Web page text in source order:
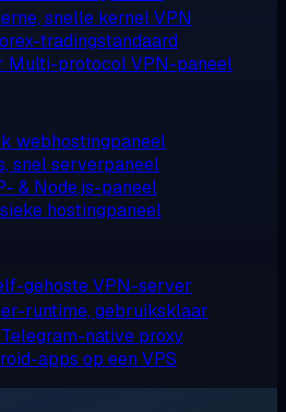
snelle kernel VPN
tradingstandaard
Multi-protocol VPN-paneel
webhostingpaneel
snel serverpaneel
& Node.js-paneel
hostingpaneel
gehoste VPN-server
runtime, gebruiksklaar
Telegram-native proxy
apps op een VPS